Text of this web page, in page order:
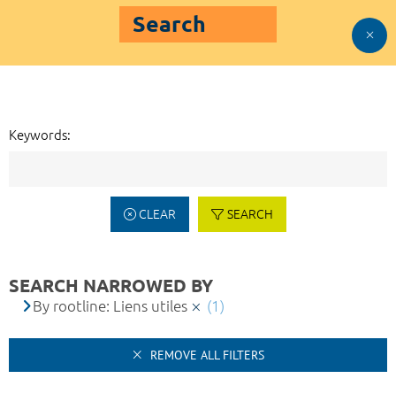
Search
Keywords:
CLEAR SEARCH
SEARCH NARROWED BY
By rootline: Liens utiles (1)
REMOVE ALL FILTERS